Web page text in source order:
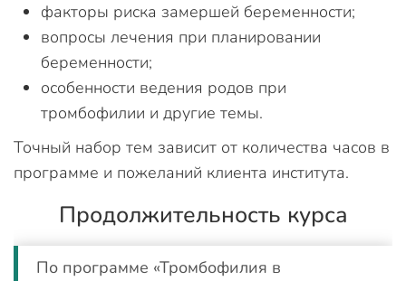
факторы риска замершей беременности;
вопросы лечения при планировании
беременности;
особенности ведения родов при
тромбофилии и другие темы.
Точный набор тем зависит от количества часов в
программе и пожеланий клиента института.
Продолжительность курса
По программе «Тромбофилия в